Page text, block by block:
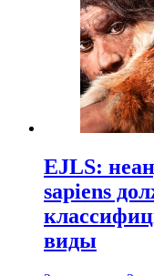
EJLS:
sapiens
виды